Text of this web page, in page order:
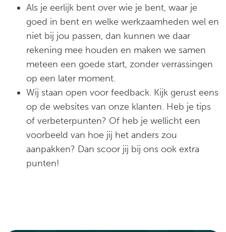
Als je eerlijk bent over wie je bent, waar je
goed in bent en welke werkzaamheden wel en
niet bij jou passen, dan kunnen we daar
rekening mee houden en maken we samen
meteen een goede start, zonder verrassingen
op een later moment.
Wij staan open voor feedback. Kijk gerust eens
op de websites van onze klanten. Heb je tips
of verbeterpunten? Of heb je wellicht een
voorbeeld van hoe jij het anders zou
aanpakken? Dan scoor jij bij ons ook extra
punten!